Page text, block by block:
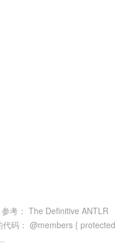
考： The Definitive ANTLR
码： @members { protected